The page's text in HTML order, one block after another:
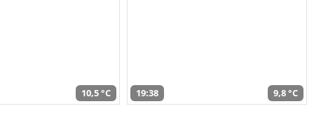
10,5 °C 19:38 9,8 °C